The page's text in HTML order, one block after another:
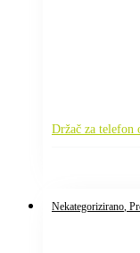
Držač za telefon
Nekategorizirano ,